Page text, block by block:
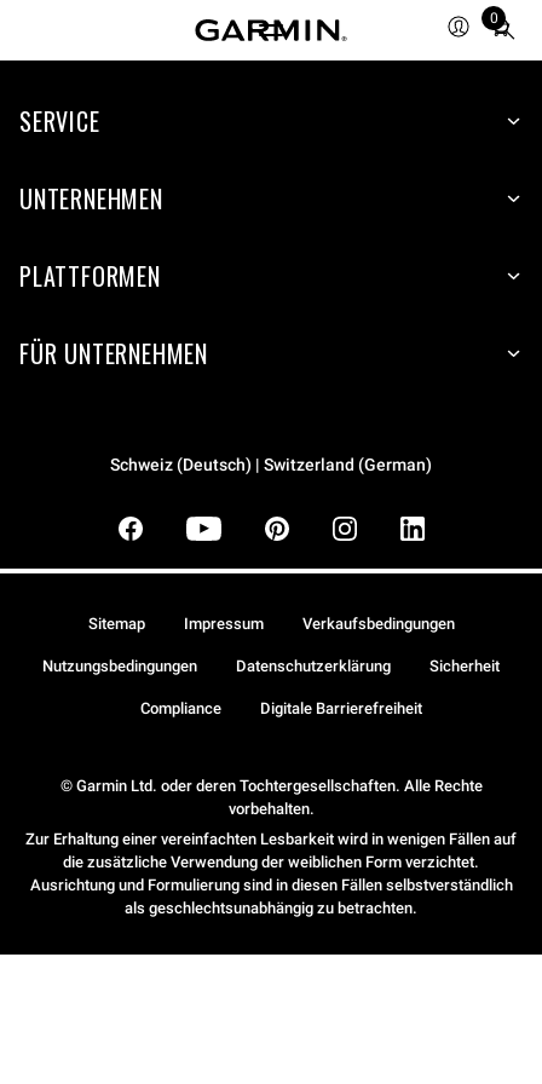
0
Total
items
cart:
SERVICE
UNTERNEHMEN
PLATTFORMEN
FÜR UNTERNEHMEN
Schweiz (Deutsch) | Switzerland (German)
© Garmin Ltd. oder deren Tochtergesellschaften. Alle Rechte
vorbehalten.
Zur Erhaltung einer vereinfachten Lesbarkeit wird in wenigen Fällen auf
die zusätzliche Verwendung der weiblichen Form verzichtet.
Ausrichtung und Formulierung sind in diesen Fällen selbstverständlich
als geschlechtsunabhängig zu betrachten.
Sitemap Impressum Verkaufsbedingungen
Nutzungsbedingungen Datenschutzerklärung Sicherheit
Compliance Digitale Barrierefreiheit